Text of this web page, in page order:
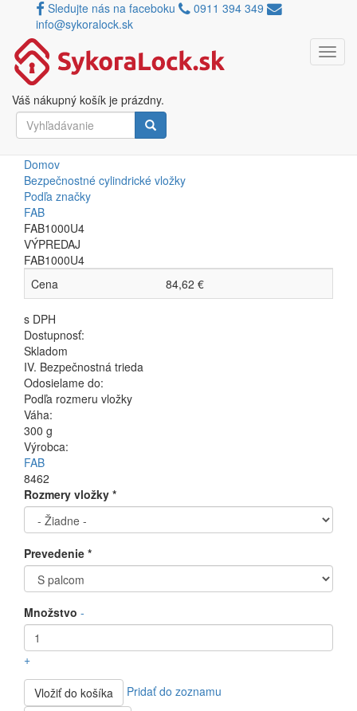
Skočiť
obsah
Sledujte nás na faceboku
0911 394 349
info@sykoralock.sk
Váš nákupný košík je prázdny.
Vyhľadávanie
Porovnávač
FAB1000U4
Domov
Bezpečnostné cylindrické vložky
Podľa značky
FAB
FAB1000U4
VÝPREDAJ
FAB1000U4
Cena
84,62 €
s DPH
Dostupnosť:
Skladom
IV. Bezpečnostná trieda
Odosielame do:
Podľa rozmeru vložky
Váha:
300 g
Výrobca:
FAB
8462
Rozmery vložky *
Prevedenie *
Množstvo -
+
Vložiť do košíka
Pridať do zoznamu